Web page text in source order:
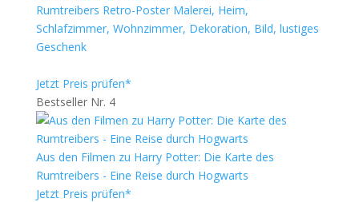
Rumtreibers Retro-Poster Malerei, Heim,
Schlafzimmer, Wohnzimmer, Dekoration, Bild, lustiges
Geschenk
Jetzt Preis prüfen*
Bestseller Nr. 4
Aus den Filmen zu Harry Potter: Die Karte des
Rumtreibers - Eine Reise durch Hogwarts
Jetzt Preis prüfen*